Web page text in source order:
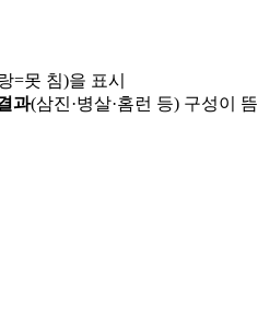
=못 침)을 표시
과(삼진·병살·홈런 등) 구성이 뜸